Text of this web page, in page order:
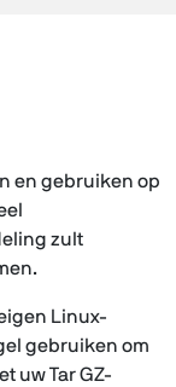
en gebruiken op
zult
Linux-
gebruiken om
uw Tar GZ-